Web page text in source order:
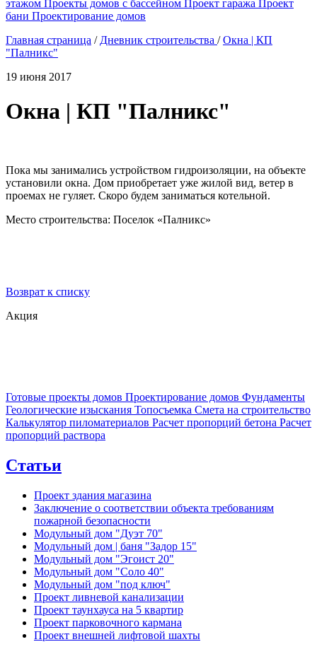
этажом Проекты домов с бассейном Проект гаража Проект
бани Проектирование домов
Главная страница / Дневник строительства / Окна | КП
"Палникс"
19 июня 2017
Окна | КП "Палникс"
Пока мы занимались устройством гидроизоляции, на объекте
установили окна. Дом приобретает уже жилой вид, ветер в
проемах не гуляет. Скоро будем заниматься котельной.
Место строительства: Поселок «Палникс»
Возврат к списку
Акция
Готовые проекты домов Проектирование домов Фундаменты
Геологические изыскания Топосъемка Смета на строительство
Калькулятор пиломатериалов Расчет пропорций бетона Расчет
пропорций раствора
Статьи
Проект здания магазина
Заключение о соответствии объекта требованиям
пожарной безопасности
Модульный дом "Дуэт 70"
Модульный дом | баня "Задор 15"
Модульный дом "Эгоист 20"
Модульный дом "Соло 40"
Модульный дом "под ключ"
Проект ливневой канализации
Проект таунхауса на 5 квартир
Проект парковочного кармана
Проект внешней лифтовой шахты